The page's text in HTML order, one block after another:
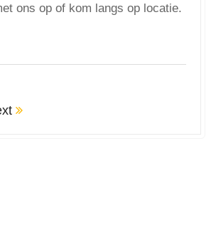
ons op of kom langs op locatie.